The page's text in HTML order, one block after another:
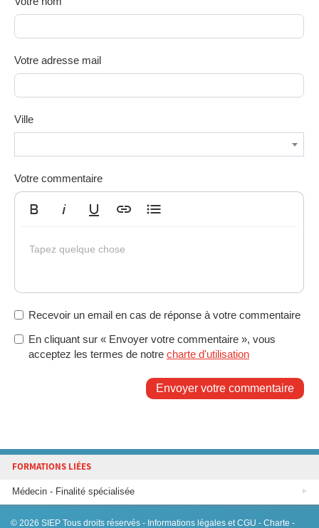
Votre adresse mail
Ville
Votre commentaire
Tapez quelque chose
Recevoir un email en cas de réponse à votre commentaire
En cliquant sur « Envoyer votre commentaire », vous
acceptez les termes de notre charte d'utilisation
Envoyer votre commentaire
FORMATIONS LIÉES
Médecin - Finalité spécialisée
© 2026 SIEP Tous droits réservés - Informations légales et CGU - Charte -